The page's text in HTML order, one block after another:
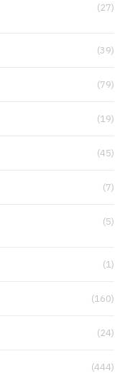
(27)
(39)
(79)
(19)
(45)
(7)
(5)
(1)
(160)
(24)
(444)